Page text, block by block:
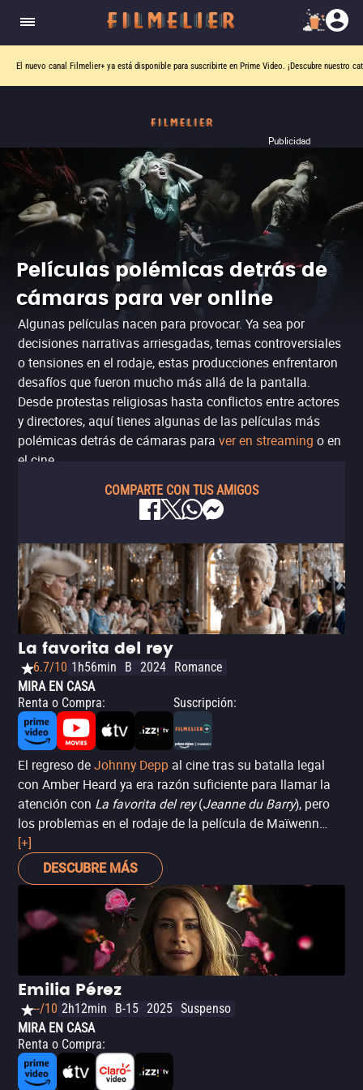
El nuevo canal Filmelier+ ya está disponible para suscribirte en Prime Video. ¡Descubre nuestro
Publicidad
Películas polémicas detrás de
cámaras para ver online
Algunas películas nacen para provocar. Ya sea por
decisiones narrativas arriesgadas, temas controversiales
o tensiones en el rodaje, estas producciones enfrentaron
desafíos que fueron mucho más allá de la pantalla.
Desde protestas religiosas hasta conflictos entre actores
y directores, aquí tienes algunas de las películas más
polémicas detrás de cámaras para ver en streaming o en
el cine.
COMPARTE CON TUS AMIGOS
La favorita del rey
6.7/10 1h56min B 2024 Romance
MIRA EN CASA
Renta o Compra: Suscripción:
El regreso deJohnny Depp al cine tras su batalla legal
con Amber Heard ya era razón suficiente para llamar la
atención con La favorita del rey(Jeanne du Barry), pero
los problemas en el rodaje de la película de Maïwenn
fueron aún más turbulentos. Se dice que la directora y
protagonista tuvo desacuerdos frecuentes con Depp en el
set, hasta el punto de ignorarlo entre tomas. Además,
Maïwenn fue demandada por escupir a un periodista, lo
que añadió aún más controversia a la producción.
[+]
DESCUBRE MÁS
Emilia Pérez
--/10 2h12min B-15 2025 Suspenso
MIRA EN CASA
Renta o Compra: